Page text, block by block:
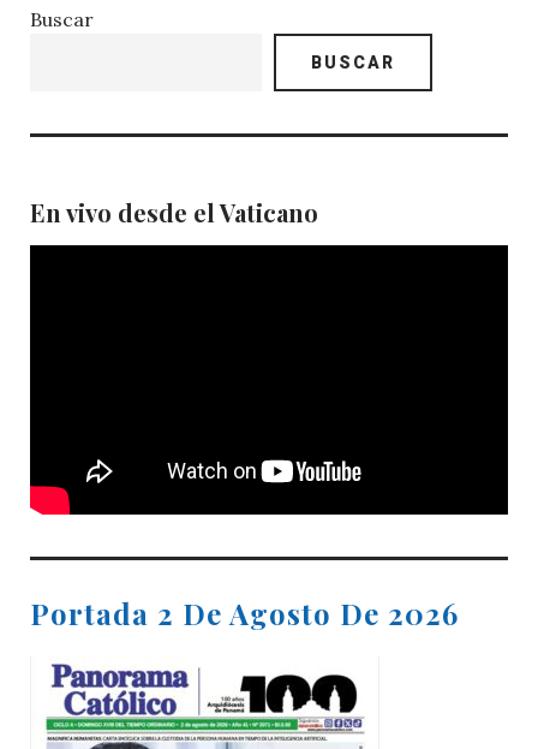
Buscar
BUSCAR
En vivo desde el Vaticano
Portada 2 De Agosto De 2026